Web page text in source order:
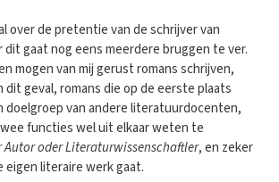
over de pretentie van de schrijver van
dit gaat nog eens meerdere bruggen te ver.
mogen van mij gerust romans schrijven,
dit geval, romans die op de eerste plaats
doelgroep van andere literatuurdocenten,
functies wel uit elkaar weten te
Autor oder Literaturwissenschaftler, en zeker
eigen literaire werk gaat.